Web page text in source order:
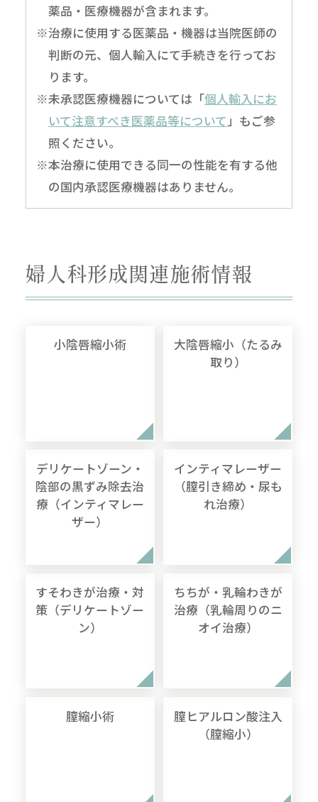
薬品・医療機器が含まれます。
※治療に使用する医薬品・機器は当院医師の
判断の元、個人輸入にて手続きを行ってお
ります。
※未承認医療機器については「個人輸入にお
いて注意すべき医薬品等について」もご参
照ください。
※本治療に使用できる同一の性能を有する他
の国内承認医療機器はありません。
婦人科形成関連施術情報
小陰唇縮小術
大陰唇縮小（たるみ
取り）
デリケートゾーン・
陰部の黒ずみ除去治
療（インティマレー
ザー）
インティマレーザー
（膣引き締め・尿も
れ治療）
すそわきが治療・対
策（デリケートゾー
ン）
ちちが・乳輪わきが
治療（乳輪周りのニ
オイ治療）
膣縮小術
膣ヒアルロン酸注入
（膣縮小）